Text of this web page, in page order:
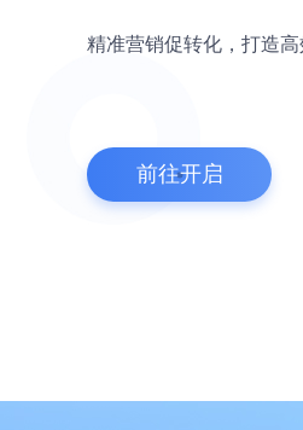
精准营销促转化，打造
前往开启